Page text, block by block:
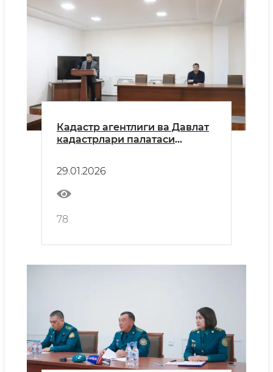
Кадастр агентлиги ва Давлат
кадастрлари палатаси
матбуот анжумани ўтказилди
29.01.2026
78